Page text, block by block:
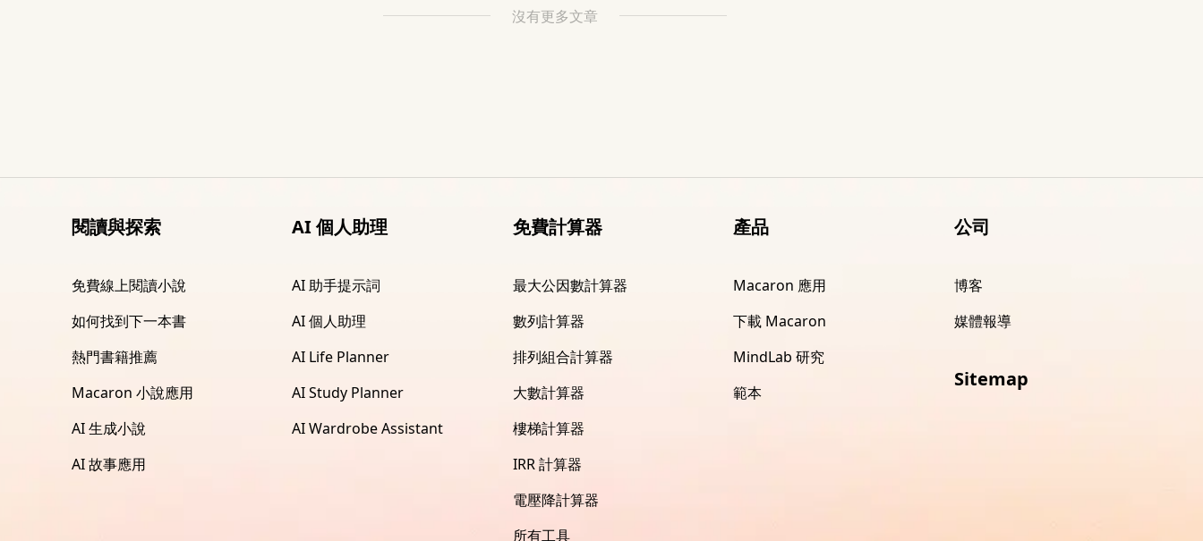
沒有更多文章
閱讀與探索
免費線上閱讀小說
如何找到下一本書
熱門書籍推薦
Macaron 小說應用
AI 生成小說
AI 故事應用
AI 個人助理
AI 助手提示詞
AI 個人助理
AI Life Planner
AI Study Planner
AI Wardrobe Assistant
免費計算器
最大公因數計算器
數列計算器
排列組合計算器
大數計算器
樓梯計算器
IRR 計算器
電壓降計算器
所有工具
產品
Macaron 應用
下載 Macaron
MindLab 研究
範本
公司
博客
媒體報導
Sitemap